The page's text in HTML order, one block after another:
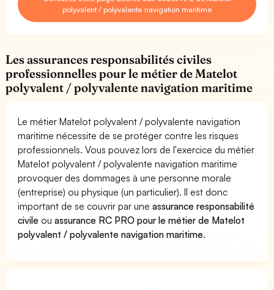
polyvalent / polyvalente navigation maritime
Les assurances responsabilités civiles
professionnelles pour le métier de Matelot
polyvalent / polyvalente navigation maritime
Le métier Matelot polyvalent / polyvalente navigation
maritime nécessite de se protéger contre les risques
professionnels. Vous pouvez lors de l'exercice du métier
Matelot polyvalent / polyvalente navigation maritime
provoquer des dommages à une personne morale
(entreprise) ou physique (un particulier). Il est donc
important de se couvrir par uneassurance responsabilité
civile ouassurance RC PRO pour le métier de Matelot
polyvalent / polyvalente navigation maritime.